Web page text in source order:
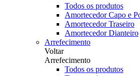
Todos os produtos
Amortecedor Capo e
Amortecedor Traseiro
Amortecedor Dianteiro
Arrefecimento
Voltar
Arrefecimento
Todos os produtos